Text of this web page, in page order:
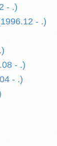
- .)
- .)
- .)
- .)